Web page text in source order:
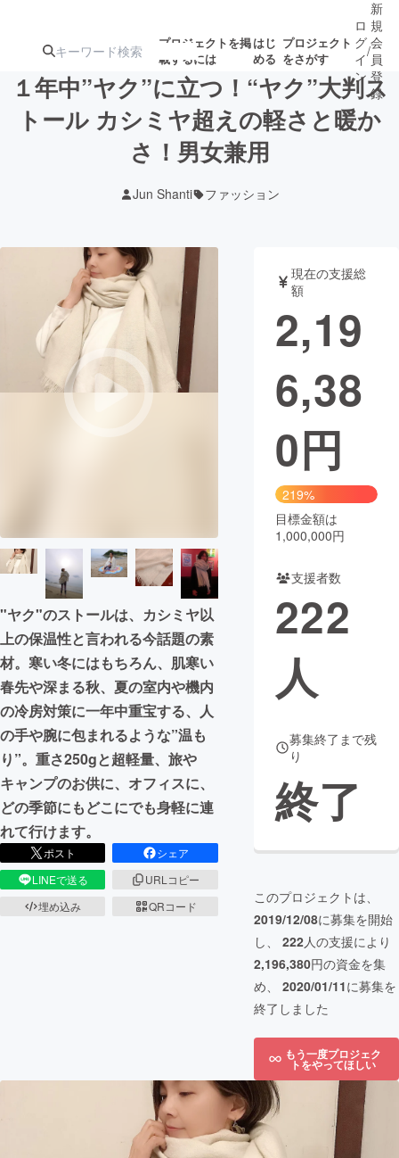
プロジェクトを掲
載するには
はじ
める
プロジェクト
をさがす
注目の新着プロ募集終了が近いプ
テクノロジー・ガジェット
映像・映画 書籍・雑誌
ビジネス・起業 チャレンジ
CAMPFIRE Creation
コミュニティ
ロ
グ
イ
ン
/
新
規
会
員
登
録
１年中”ヤク”に立つ！“ヤク”大判ス
トール カシミヤ超えの軽さと暖か
さ！男女兼用
Jun Shanti ファッション
"ヤク"のストールは、カシミヤ以
上の保温性と言われる今話題の素
材。寒い冬にはもちろん、肌寒い
春先や深まる秋、夏の室内や機内
の冷房対策に一年中重宝する、人
の手や腕に包まれるような”温も
り”。重さ250gと超軽量、旅や
キャンプのお供に、オフィスに、
どの季節にもどこにでも身軽に連
れて行けます。
ポスト
シェア
LINEで送る
URLコピー
埋め込み
QRコード
現在の支援総
額
2,19
6,38
0円
219%
目標金額は
1,000,000円
支援者数
222
人
募集終了まで残
り
終了
このプロジェクトは、
2019/12/08に募集を開始
し、 222人の支援により
2,196,380円の資金を集
め、 2020/01/11に募集を
終了しました
もう一度プロジェク
トをやってほしい